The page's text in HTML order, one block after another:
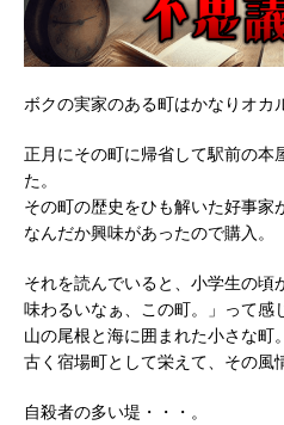
ボクの実家のある町はかなりオカ
正月にその町に帰省して駅前の本
た。
その町の歴史をひも解いた好事家
なんだか興味があったので購入。
それを読んでいると、小学生の
味わるいなぁ、この町。」って感
山の尾根と海に囲まれた小さな町。
古く宿場町として栄えて、その風
自殺者の多い堤・・・。